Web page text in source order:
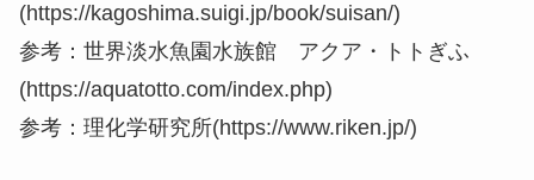
(https://kagoshima.suigi.jp/book/suisan/)
参考：世界淡水魚園水族館 アクア・トトぎふ
(https://aquatotto.com/index.php)
参考：理化学研究所(https://www.riken.jp/)